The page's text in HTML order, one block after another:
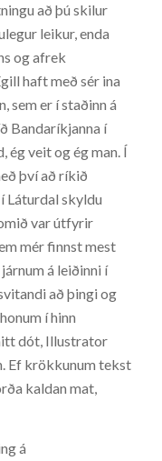
að þú skilur
leikur, enda
og afrek
haft með sér ina
sem er í staðinn á
Bandaríkjanna í
ég veit og ég man. Í
því að ríkið
Láturdal skyldu
var útfyrir
mér finnst mest
á leiðinni í
að þingi og
í hinn
dót, Illustrator
Ef krökkunum tekst
kaldan mat,
á